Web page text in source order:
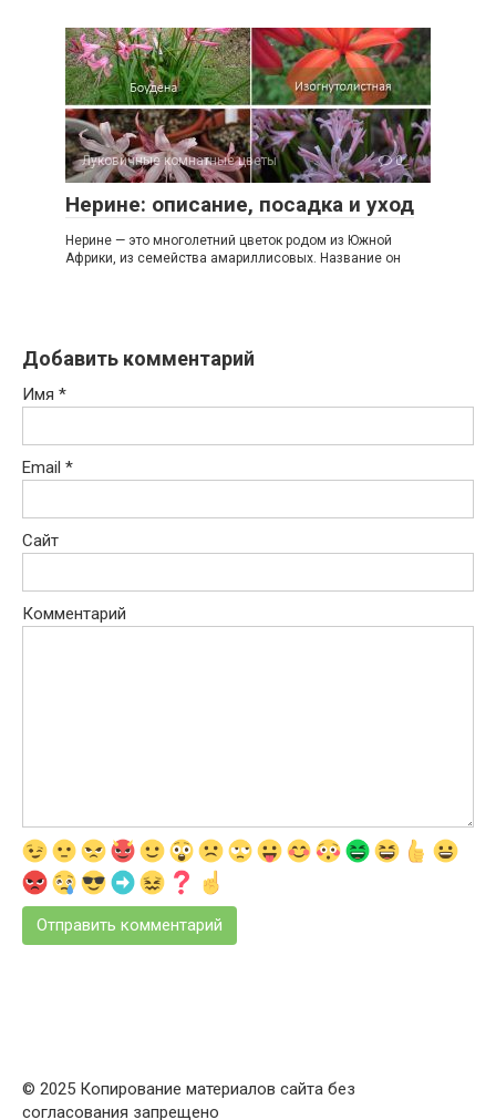
Луковичные комнатные цветы 0
Нерине: описание, посадка и уход
Нерине — это многолетний цветок родом из Южной
Африки, из семейства амариллисовых. Название он
Добавить комментарий
Имя *
Email *
Сайт
Комментарий
© 2025 Копирование материалов сайта без
согласования запрещено